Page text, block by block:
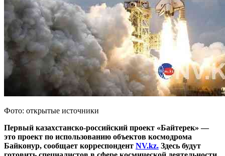
Фото: открытые источники
Первый казахстанско-российский проект «Байтерек» —
это проект по использованию объектов космодрома
Байконур, сообщает корреспондент NV.kz. Здесь будут